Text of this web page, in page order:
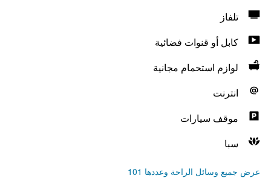
تلفاز
كابل أو قنوات فضائية
لوازم استحمام مجانية
انترنت
موقف سيارات
سبا
عرض جميع وسائل الراحة وعددها 101